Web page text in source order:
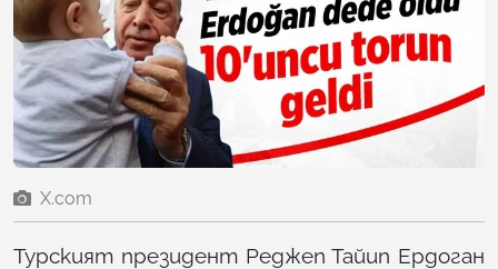
X.com
Турският президент Реджеп Тайип Ердоган